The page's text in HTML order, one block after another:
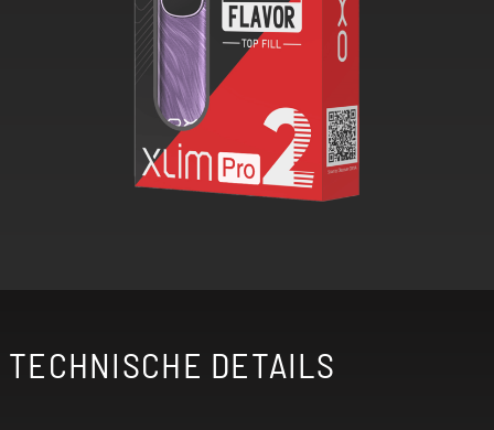
TECHNISCHE DETAILS